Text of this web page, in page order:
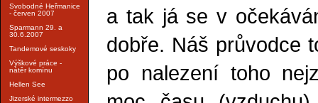
Svobodné Heřmanice
- červen 2007
Sparmann 29. a
30.6.2007
Tandemové seskoky
Výškové práce -
nátěr komínu
Hellen See
Jizerské intermezzo
a tak já se v
dobře. Náš průvodce
po nalezení toho